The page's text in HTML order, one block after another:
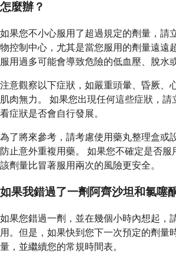
怎麼辦？
如果您不小心服用了超過規定的劑量，請
物控制中心，尤其是當您服用的劑量遠遠
服用過多可能會導致危險的低血壓、脫水
注意觀察以下症狀，如嚴重頭暈、昏厥、
肌肉無力。 如果您出現任何這些症狀，請
看症狀是否會自行發展。
為了將來參考，請考慮使用藥丸整理盒或
防止意外重複用藥。 如果您不確定是否服
該劑量比冒著服用兩次的風險更安全。
如果我錯過了一劑阿齊沙坦和氯噻
如果您錯過一劑，並在幾個小時內想起，
用。但是，如果快到您下一次預定的劑量
量，並繼續您的常規時間表。